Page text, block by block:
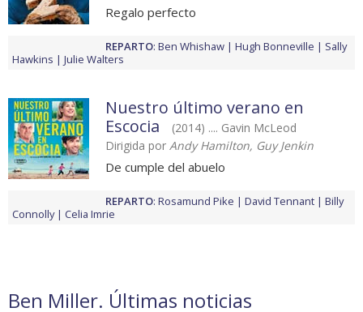
Regalo perfecto
REPARTO: Ben Whishaw Hugh Bonneville
Sally
Hawkins
Julie Walters
Nuestro último verano en
Escocia
(2014) .... Gavin McLeod
Dirigida por Andy Hamilton, Guy Jenkin
De cumple del abuelo
REPARTO: Rosamund Pike David Tennant
Billy
Connolly
Celia Imrie
Ben Miller. Últimas noticias